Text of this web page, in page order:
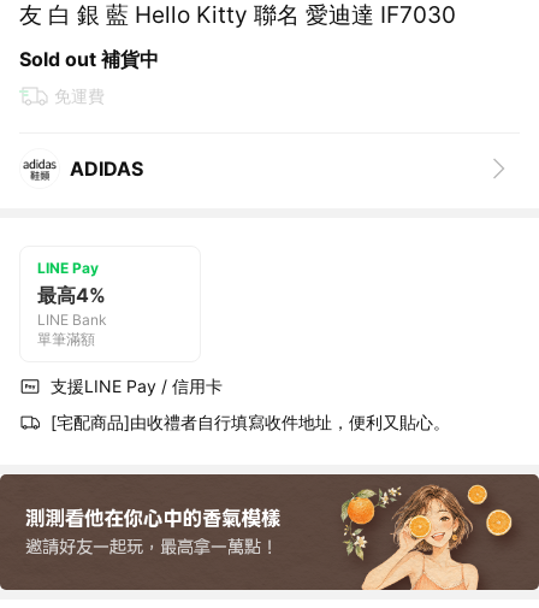
友 白 銀 藍 Hello Kitty 聯名 愛迪達 IF7030
Sold out 補貨中
免運費
ADIDAS
LINE Pay
最高4%
LINE Bank
單筆滿額
支援LINE Pay / 信用卡
[宅配商品]由收禮者自行填寫收件地址，便利又貼心。